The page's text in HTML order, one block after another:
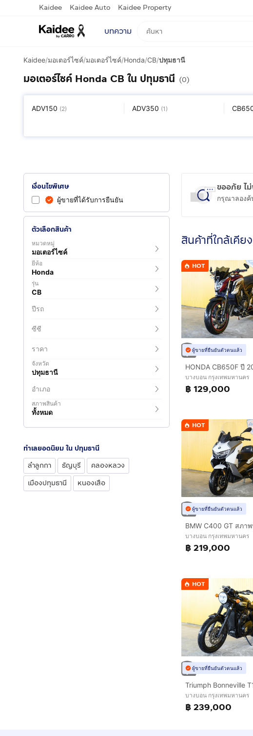
Kaidee Kaidee Auto Kaidee Property
บทความ
Kaidee/มอเตอร์ไซค์/มอเตอร์ไซค์/Honda/CB/ปทุมธานี
มอเตอร์ไซค์ Honda CB ใน ปทุมธานี (0)
ADV150 (2) ADV350 (1 )
เงื่อนไขพิเศษ
ผู้ขายที่ได้รับการยืนยัน
ตัวเลือกสินค้า
หมวดหมู่
มอเตอร์ไซค์
ยี่ห้อ
Honda
รุ่น
CB
ปีรถ
ซีซี
ราคา
จังหวัด
ปทุมธานี
อำเภอ
สภาพสินค้า
ทั้งหมด
ทำเลยอดนิยม ใน ปทุมธานี
ลำลูกกา
ธัญบุรี
คลองหลวง
เมืองปทุมธานี
หนองเสือ
ขออภัย ไ
กรุณาลองค้
สินค้าที่ใกล้เคียง
HOT
ผู้ขายที่ยืนยันตัวตนแล้ว
บางบอน กรุงเทพมหานคร
฿ 129,000
HOT
ผู้ขายที่ยืนยันตัวตนแล้ว
บางบอน กรุงเทพมหานคร
฿ 219,000
HOT
ผู้ขายที่ยืนยันตัวตนแล้ว
บางบอน กรุงเทพมหานคร
฿ 239,000